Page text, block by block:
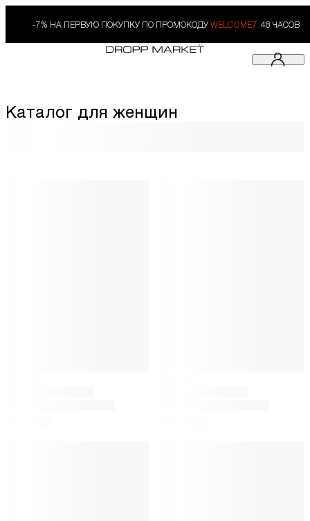
-7% НА ПЕРВУЮ ПОКУПКУ ПО ПРОМОКОДУ WELCOME7. 48 ЧАСОВ
Каталог для женщин